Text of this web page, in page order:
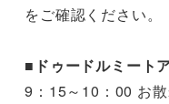
をご確認ください。
■ ドゥードルミート
9：15～10：00 お